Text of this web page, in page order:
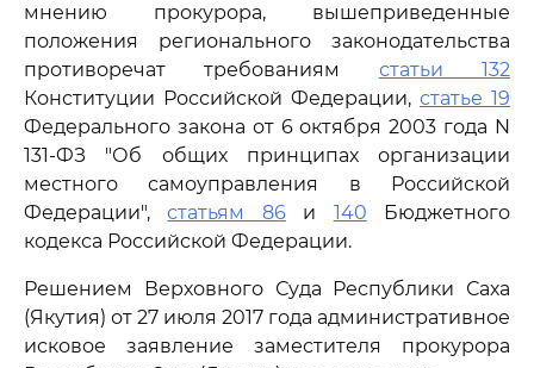
мнению прокурора, вышеприведенные
положения регионального законодательства
противоречат требованиям статьи 132
Конституции Российской Федерации, статье 19
Федерального закона от 6 октября 2003 года N
131-ФЗ "Об общих принципах организации
местного самоуправления в Российской
Федерации",статьям 86и 140 Бюджетного
кодекса Российской Федерации.
Решением Верховного Суда Республики Саха
(Якутия) от 27 июля 2017 года административное
исковое заявление заместителя прокурора